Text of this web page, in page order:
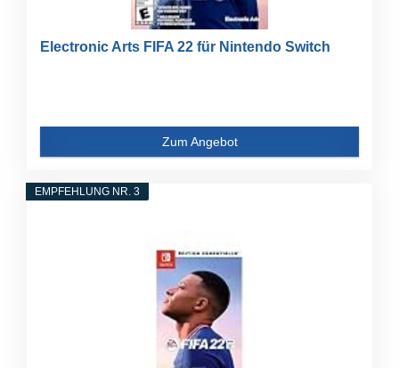
Electronic Arts FIFA 22 für Nintendo Switch
Zum Angebot
EMPFEHLUNG NR. 3